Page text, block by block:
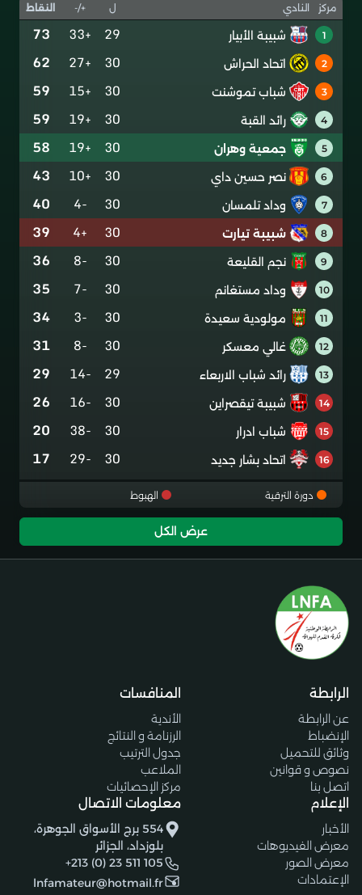
مركز النادي ل +/- النقاط
1 شبيبة الأبيار 29
+33
73
2 اتحاد الحراش 30
+27
62
3 شباب تموشنت 30
+15
59
4 رائد القبة 30
+19
59
5 جمعية وهران 30
+19
58
6 نصر حسين داي 30
+10
43
7 وداد تلمسان 30
-4
40
8 شبيبة تيارت 30
+4
39
9 نجم القليعة 30
-8
36
10 وداد مستغانم 30
-7
35
11 مولودية سعيدة 30
-3
34
12 غالي معسكر 30
-8
31
13 رائد شباب الاربعاء 29
-14
29
14 شبيبة تيقصراين 30
-16
26
15 شباب ادرار 30
-38
20
16 اتحاد بشار جديد 30
-29
17
دورة الترقية الهبوط
عرض الكل
الرابطة
عن الرابطة
الإنضباط
وثائق للتحميل
نصوص و قوانين
اتصل بنا
المنافسات
الأندية
الرزنامة و النتائج
جدول الترتيب
الملاعب
مركز الإحصائيات
الإعلام
الأخبار
معرض الفيديوهات
معرض الصور
الإعتمادات
معلومات الاتصال
554 برج الأسواق الجوهرة،
بلوزداد، الجزائر
+213 (0) 23 511 105
lnfamateur@hotmail.fr